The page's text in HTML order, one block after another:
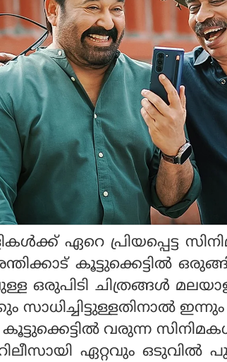
ഏറെ പ്രിയപ്പെട്ട
കൂട്ടുക്കെട്ടില്‍
ഒരുപിടി ചിത്രങ്ങള്‍
സാധിച്ചിട്ടുള്ളതിനാല്‍
വരുന്ന
ഏറ്റവും ഒടുവില്‍